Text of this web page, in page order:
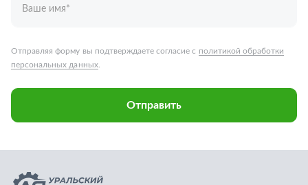
Запчасти для грузовых автомобилей
Каталог запчастей
Спецпредложения